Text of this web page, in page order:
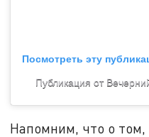
Посмотреть эту
Публикация от
Напомним, что о том,